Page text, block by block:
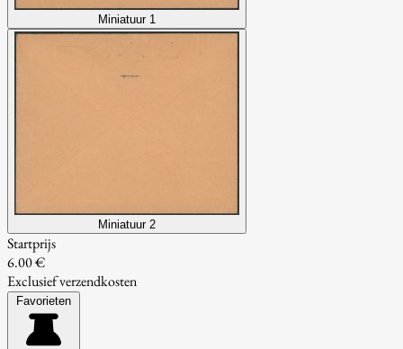
Miniatuur 1
Miniatuur 2
Startprijs
6.00 €
Exclusief verzendkosten
Favorieten